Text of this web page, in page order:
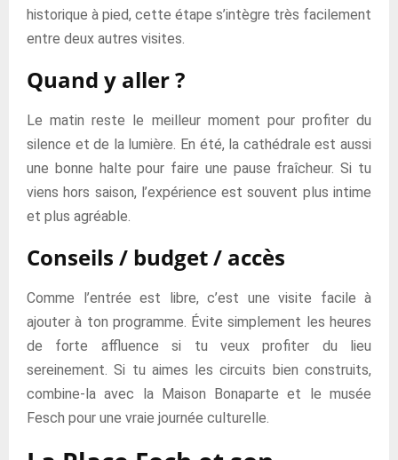
historique à pied, cette étape s’intègre très facilement
entre deux autres visites.
Quand y aller ?
Le matin reste le meilleur moment pour profiter du
silence et de la lumière. En été, la cathédrale est aussi
une bonne halte pour faire une pause fraîcheur. Si tu
viens hors saison, l’expérience est souvent plus intime
et plus agréable.
Conseils / budget / accès
Comme l’entrée est libre, c’est une visite facile à
ajouter à ton programme. Évite simplement les heures
de forte affluence si tu veux profiter du lieu
sereinement. Si tu aimes les circuits bien construits,
combine-la avec la Maison Bonaparte et le musée
Fesch pour une vraie journée culturelle.